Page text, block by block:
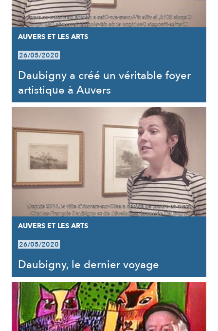
AUVERS ET LES ARTS
26/05/2020
Daubigny a créé un véritable foyer
artistique à Auvers
AUVERS ET LES ARTS
26/05/2020
Daubigny, le dernier voyage